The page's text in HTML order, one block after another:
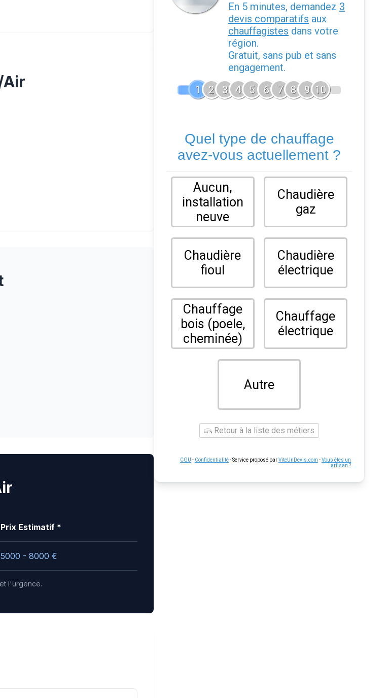
Air
Prix Estimatif *
5000 - 8000 €
l'urgence.
En 5 minutes, demandez 3
devis comparatifs aux
chauffagistes dans votre
région.
Gratuit, sans pub et sans
engagement.
1
2 3 4 5 6 7 8 9 10
Quel type de chauffage
avez-vous actuellement ?
Aucun,
installation
neuve
Chaudière
gaz
Chaudière
fioul
Chaudière
électrique
Chauffage
bois (poele,
cheminée)
Chauffage
électrique
Autre
Retour à la liste des métiers
CGU - Confidentialité- Service proposé parViteUnDevis.com -Vous êtes un
artisan ?